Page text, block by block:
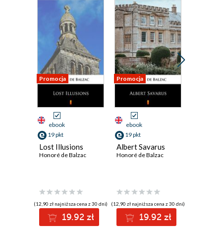
Promocja
ebook
19 pkt
Lost Illusions
Honoré de Balzac
(12,90 zł najniższa cena z 30 dni)
19.92 zł
Promocja
ebook
19 pkt
Albert Savarus
Honoré de Balzac
(12,90 zł najniższa cena z 30 dni)
19.92 zł